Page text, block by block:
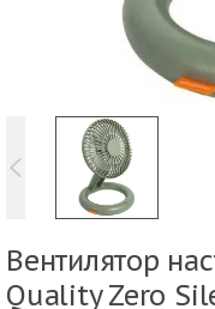
Вентилятор
Quality Zero